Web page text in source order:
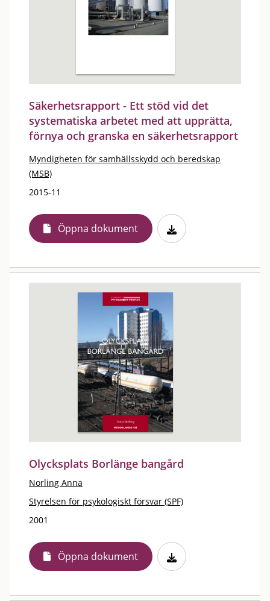
Säkerhetsrapport - Ett stöd vid det
systematiska arbetet med att upprätta,
förnya och granska en säkerhetsrapport
Myndigheten för samhällsskydd och beredskap
(MSB)
2015-11
Öppna dokument
Olycksplats Borlänge bangård
Norling Anna
Styrelsen för psykologiskt försvar (SPF)
2001
Öppna dokument